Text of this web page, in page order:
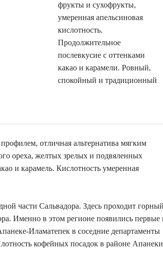
фрукты и сухофрукты,
умеренная апельсиновая
кислотность.
Продолжительное
послевкусие с оттенками
какао и карамели. Ровный,
спокойный и традиционный
отличная альтернатива мягким
ореха, желтых зрелых и подвяленных
и карамель. Кислотность умеренная
части Сальвадора. Здесь проходит горный
Именно в этом регионе появились первые
Иламатепек в соседние департаменты
кофейных посадок в районе